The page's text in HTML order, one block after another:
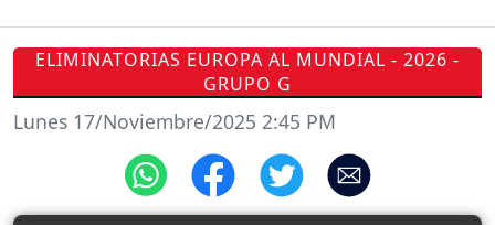
ELIMINATORIAS EUROPA AL MUNDIAL - 2026 -
GRUPO G
Lunes 17/Noviembre/2025 2:45 PM